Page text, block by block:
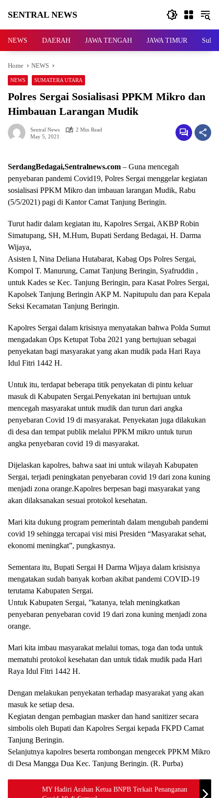
SENTRAL NEWS
NEWS
NEWS DAERAH JAWA TENGAH JAWA TIMUR
Home NEWS
NEWS SUMATERA UTARA
Polres Sergai Sosialisasi PPKM Mikro dan
Himbauan Larangan Mudik
Sentral News
2 Min Read
May 5, 2021
SerdangBedagai,Sentralnews.com – Guna mencegah
penyebaran pandemi Covid19, Polres Sergai menggelar kegiatan
sosialisasi PPKM Mikro dan imbauan larangan Mudik, Rabu
(5/5/2021) pagi di Kantor Camat Tanjung Beringin.
Turut hadir dalam kegiatan itu, Kapolres Sergai, AKBP Robin
Simatupang, SH, M.Hum, Bupati Serdang Bedagai, H. Darma
Wijaya,
Asisten I, Nina Deliana Hutabarat, Kabag Ops Polres Sergai,
Kompol T. Manurung, Camat Tanjung Beringin, Syafruddin ,
untuk Kades se Kec. Tanjung Beringin, para Kasat Polres Sergai,
Kapolsek Tanjung Beringin AKP M. Napitupulu dan para Kepala
Seksi Kecamatan Tanjung Beringin.
Kapolres Sergai dalam krisisnya menyatakan bahwa Polda Sumut
mengadakan Ops Ketupat Toba 2021 yang bertujuan sebagai
penyekatan bagi masyarakat yang akan mudik pada Hari Raya
Idul Fitri 1442 H.
Untuk itu, terdapat beberapa titik penyekatan di pintu keluar
masuk di Kabupaten Sergai.Penyekatan ini bertujuan untuk
mencegah masyarakat untuk mudik dan turun dari angka
penyebaran Covid 19 di masyarakat. Penyekatan juga dilakukan
di desa dan tempat publik melalui PPKM mikro untuk turun
angka penyebaran covid 19 di masyarakat.
Dijelaskan kapolres, bahwa saat ini untuk wilayah Kabupaten
Sergai, terjadi peningkatan penyebaran covid 19 dari zona kuning
menjadi zona orange.Kapolres berpesan bagi masyarakat yang
akan dilaksanakan sesuai protokol kesehatan.
Mari kita dukung program pemerintah dalam mengubah pandemi
covid 19 sehingga tercapai visi misi Presiden “Masyarakat sehat,
ekonomi meningkat”, pungkasnya.
Sementara itu, Bupati Sergai H Darma Wijaya dalam krisisnya
mengatakan sudah banyak korban akibat pandemi COVID-19
terutama Kabupaten Sergai.
Untuk Kabupaten Sergai, ”katanya, telah meningkatkan
penyebaran penyebaran covid 19 dari zona kuning menjadi zona
orange.
Mari kita imbau masyarakat melalui tomas, toga dan toda untuk
mematuhi protokol kesehatan dan untuk tidak mudik pada Hari
Raya Idul Fitri 1442 H.
Dengan melakukan penyekatan terhadap masyarakat yang akan
masuk ke setiap desa.
Kegiatan dengan pembagian masker dan hand sanitizer secara
simbolis oleh Bupati dan Kapolres Sergai kepada FKPD Camat
Tanjung Beringin.
Selanjutnya kapolres beserta rombongan mengecek PPKM Mikro
di Desa Mangga Dua Kec. Tanjung Beringin. (R. Purba)
MY Hadiri Arahan Ketua BNPB Terkait Penanganan